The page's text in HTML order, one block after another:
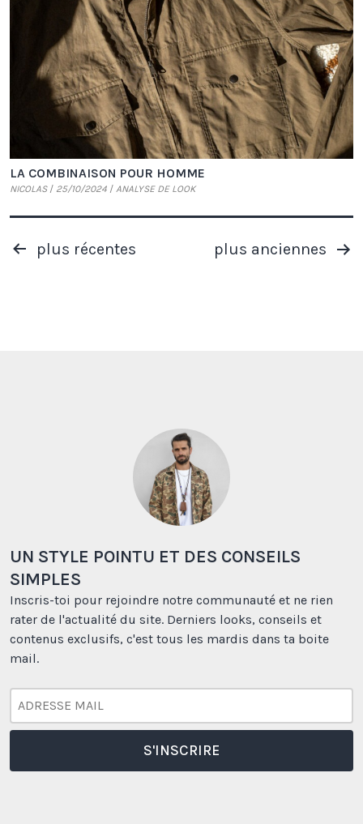
LA COMBINAISON POUR HOMME
NICOLAS 25/10/2024 ANALYSE DE LOOK
PAGINATION
plus récentes plus anciennes
UN STYLE POINTU ET DES CONSEILS
SIMPLES
Inscris-toi pour rejoindre notre communauté et ne rien
rater de l'actualité du site. Derniers looks, conseils et
contenus exclusifs, c'est tous les mardis dans ta boite
mail.